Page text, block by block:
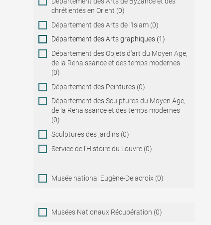
chrétientés en Orient (0)
Département des Arts de l'Islam (0)
Département des Arts graphiques (1)
Département des Objets d'art du Moyen Age,
de la Renaissance et des temps modernes
(0)
Département des Peintures (0)
Département des Sculptures du Moyen Age,
de la Renaissance et des temps modernes
(0)
Sculptures des jardins (0)
Service de l'Histoire du Louvre (0)
Musée national Eugène-Delacroix (0)
Musées
Nationaux
Musées Nationaux Récupération (0)